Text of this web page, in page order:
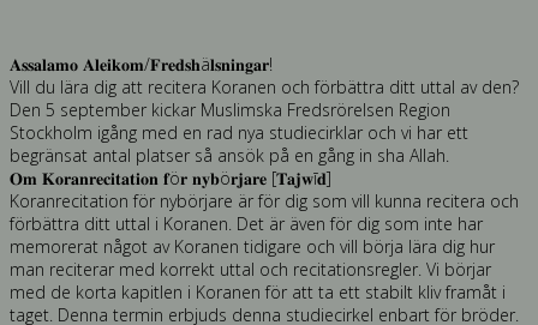
𝐀𝐬𝐬𝐚𝐥𝐚𝐦𝐨 𝐀𝐥𝐞𝐢𝐤𝐨𝐦/𝐅𝐫𝐞𝐝𝐬𝐡ä𝐥𝐬𝐧𝐢𝐧𝐠𝐚𝐫!
Vill du lära dig att recitera Koranen och förbättra ditt uttal av den?
Den 5 september kickar Muslimska Fredsrörelsen Region
Stockholm igång med en rad nya studiecirklar och vi har ett
begränsat antal platser så ansök på en gång in sha Allah.
𝐎𝐦 𝐊𝐨𝐫𝐚𝐧𝐫𝐞𝐜𝐢𝐭𝐚𝐭𝐢𝐨𝐧 𝐟ö𝐫 𝐧𝐲𝐛ö𝐫𝐣𝐚𝐫𝐞 [𝐓𝐚𝐣𝐰ī𝐝]
Koranrecitation för nybörjare är för dig som vill kunna recitera och
förbättra ditt uttal i Koranen. Det är även för dig som inte har
memorerat något av Koranen tidigare och vill börja lära dig hur
man reciterar med korrekt uttal och recitationsregler. Vi börjar
med de korta kapitlen i Koranen för att ta ett stabilt kliv framåt i
taget. Denna termin erbjuds denna studiecirkel enbart för bröder.